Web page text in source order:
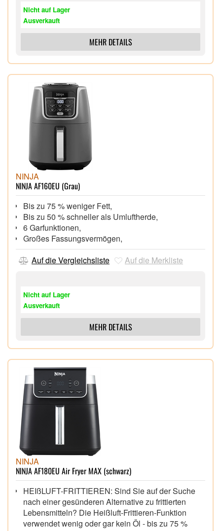
isolierter Edelstahl halten die Getränketemperatur
länger konstant
Nicht auf Lager
Ausverkauft
MEHR DETAILS
NINJA
NINJA AF160EU (Grau)
Bis zu 75 % weniger Fett,
Bis zu 50 % schneller als Umluftherde,
6 Garfunktionen,
Großes Fassungsvermögen,
Auf die Vergleichsliste
Auf die Merkliste
Nicht auf Lager
Ausverkauft
MEHR DETAILS
NINJA
NINJA AF180EU Air Fryer MAX (schwarz)
HEIßLUFT-FRITTIEREN: Sind Sie auf der Suche
nach einer gesünderen Alternative zu frittierten
Lebensmitteln? Die Heißluft-Frittieren-Funktion
verwendet wenig oder gar kein Öl - bis zu 75 %